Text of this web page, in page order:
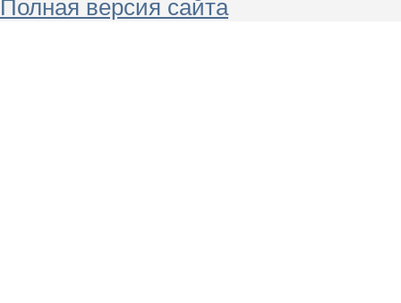
Полная версия сайта